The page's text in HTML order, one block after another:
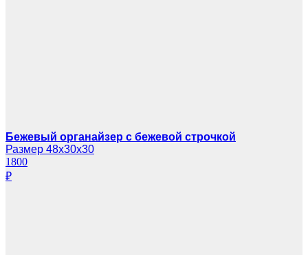
Бежевый органайзер с бежевой строчкой
Размер 48х30х30
1800
₽